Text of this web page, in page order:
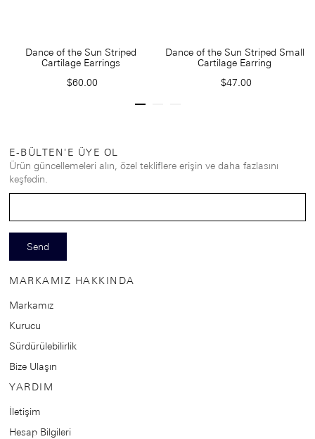
Dance of the Sun Striped
Cartilage Earrings
$60.00
Dance of the Sun Striped Small
Cartilage Earring
$47.00
E-BÜLTEN'E ÜYE OL
Ürün güncellemeleri alın, özel tekliflere erişin ve daha fazlasını
keşfedin.
Send
MARKAMIZ HAKKINDA
Markamız
Kurucu
Sürdürülebilirlik
Bize Ulaşın
YARDIM
İletişim
Hesap Bilgileri